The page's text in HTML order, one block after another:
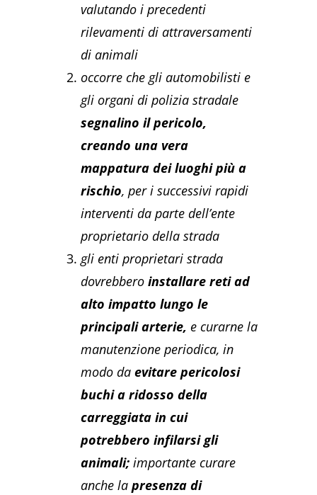
valutando i precedenti
rilevamenti di attraversamenti
di animali
occorre che gli automobilisti e
gli organi di polizia stradale
segnalino il pericolo,
creando una vera
mappatura dei luoghi più a
rischio, per i successivi rapidi
interventi da parte dell’ente
proprietario della strada
gli enti proprietari strada
dovrebbero installare reti ad
alto impatto lungo le
principali arterie, e curarne la
manutenzione periodica, in
modo da evitare pericolosi
buchi a ridosso della
carreggiata in cui
potrebbero infilarsi gli
animali; importante curare
anche la presenza di